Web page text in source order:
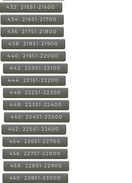
432: 21551-21600
434: 21651-21700
436: 21751-21800
438: 21851-21900
440: 21951-22000
442: 22051-22100
444: 22151-22200
446: 22251-22300
448: 22351-22400
450: 22451-22500
452: 22551-22600
454: 22651-22700
456: 22751-22800
458: 22851-22900
460: 22951-23000